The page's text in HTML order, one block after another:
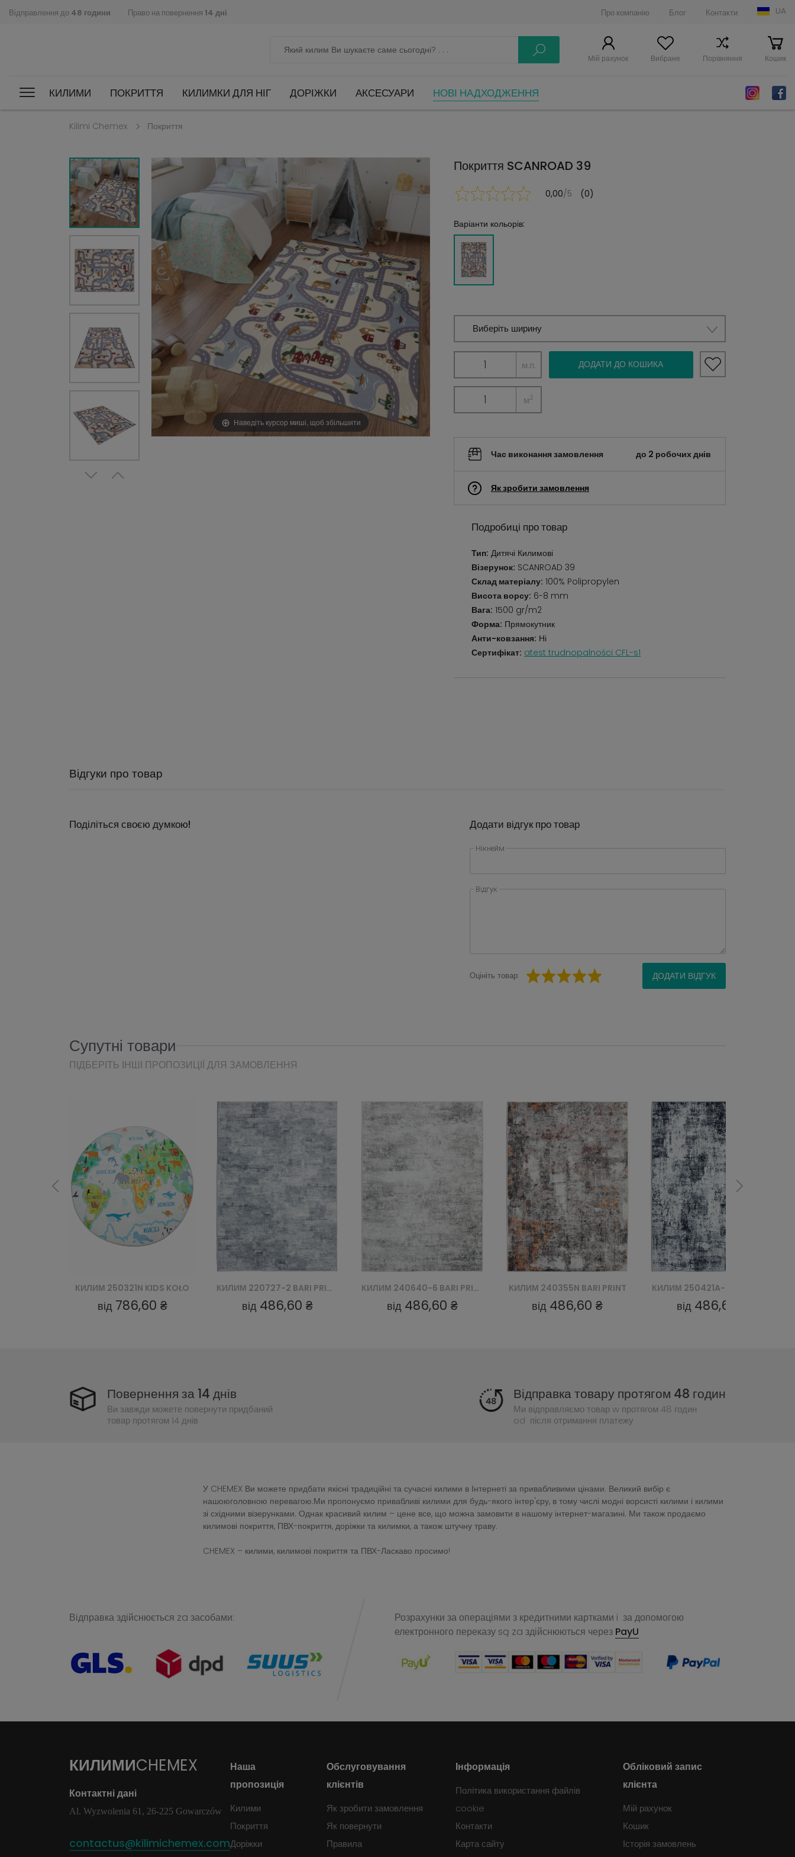
Відправлення до 48 години Право на повернення 14 дні Про компанію Блог Контакти UA
Мій рахунок Вибране Порівняння Кошик
КИЛИМИ ПОКРИТТЯ КИЛИМКИ ДЛЯ НІГ ДОРІЖКИ АКСЕСУАРИ НОВІ НАДХОДЖЕННЯ
Kilimi Chemex Покриття
Наведіть курсор миші, щоб збільшити
Покриття SCANROAD 39
0,00/5 (0)
Варіанти кольорів:
Виберіть ширину
м.п. ДОДАТИ ДО КОШИКА
м2
Час виконання замовлення до 2 робочих днів
Як зробити замовлення
Подробиці про товар
Тип: Дитячі Килимові
Візерунок: SCANROAD 39
Склад матеріалу: 100% Polipropylen
Висота ворсу: 6-8 mm
Вага: 1500 gr/m2
Форма: Прямокутник
Анти-ковзання: Ні
Сертифікат: atest trudnopalności CFL-s1
Відгуки про товар
Поділіться своєю думкою! Додати відгук про товар
Нікнейм
Відгук
Оцініть товар: ДОДАТИ ВІДГУК
Супутні товари
ПІДБЕРІТЬ ІНШІ ПРОПОЗИЦІЇ ДЛЯ ЗАМОВЛЕННЯ
КИЛИМ 220727-2 BARI PRINT (D)
від 486,60 ₴
КИЛИМ 240640-6 BARI PRINT
від 486,60 ₴
КИЛИМ 240355N BARI PRINT
від 486,60 ₴
КИЛИМ 250421A-1 BARI PRINT
від 486,60 ₴ від 486,60 ₴
Повернення за 14 днів
Ви завжди можете повернути придбаний
товар протягом 14 днів
Відправка товару протягом 48 годин
Ми відправляємо товар w протягом 48 годин
od після отримання платежу
У CHEMEX Ви можете придбати якісні традиційні та сучасні килими в Інтернеті за привабливими цінами. Великий вибір є
нашоюголовною перевагою.Ми пропонуємо привабливі килими для будь-якого інтер'єру, в тому числі модні ворсисті килими і килими
зі східними візерунками. Однак красивий килим – цене все, що можна замовити в нашому інтернет-магазині. Ми також продаємо
килимові покриття, ПВХ-покриття, доріжки та килимки, а також штучну траву.
CHEMEX – килими, килимові покриття та ПВХ-Ласкаво просимо!
Відправка здійснюється za засобами:
Розрахунки за операціями з кредитними картками i за допомогою
електронного переказу są za здійснюються через PayU
КИЛИМИCHEMEX
Контактні дані
Al. Wyzwolenia 61, 26-225 Gowarczów
contactus@kilimichemex.com
Наша
пропозиція
Килими
Покриття
Доріжки
Обслуговування
клієнтів
Як зробити замовлення
Як повернути
Правила
Інформація
Політика використання файлів
cookie
Контакти
Карта сайту
Обліковий запис
клієнта
Мій рахунок
Кошик
Історія замовлень